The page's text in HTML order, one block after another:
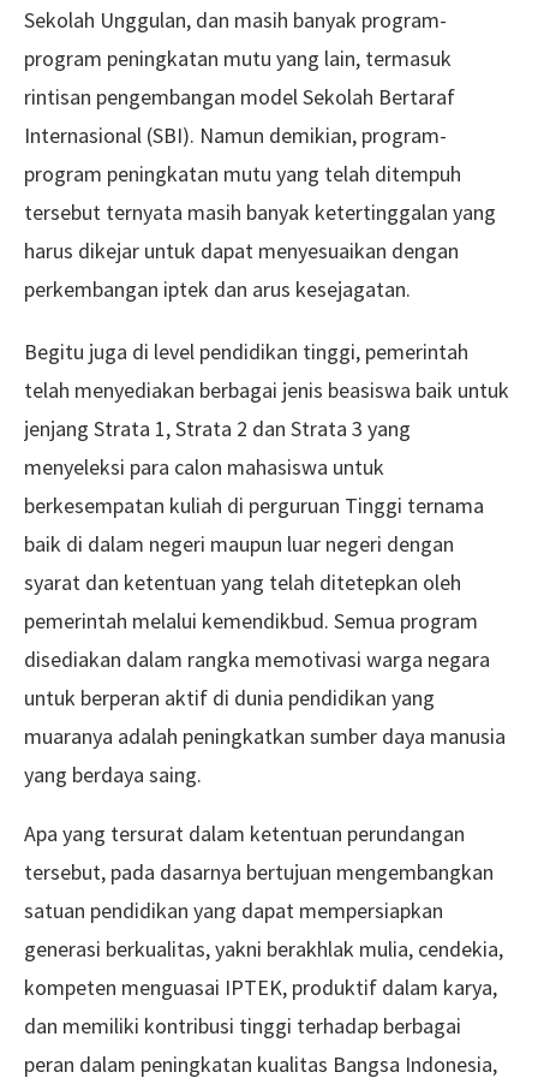
Sekolah Unggulan, dan masih banyak program-
program peningkatan mutu yang lain, termasuk
rintisan pengembangan model Sekolah Bertaraf
Internasional (SBI). Namun demikian, program-
program peningkatan mutu yang telah ditempuh
tersebut ternyata masih banyak ketertinggalan yang
harus dikejar untuk dapat menyesuaikan dengan
perkembangan iptek dan arus kesejagatan.
Begitu juga di level pendidikan tinggi, pemerintah
telah menyediakan berbagai jenis beasiswa baik untuk
jenjang Strata 1, Strata 2 dan Strata 3 yang
menyeleksi para calon mahasiswa untuk
berkesempatan kuliah di perguruan Tinggi ternama
baik di dalam negeri maupun luar negeri dengan
syarat dan ketentuan yang telah ditetepkan oleh
pemerintah melalui kemendikbud. Semua program
disediakan dalam rangka memotivasi warga negara
untuk berperan aktif di dunia pendidikan yang
muaranya adalah peningkatkan sumber daya manusia
yang berdaya saing.
Apa yang tersurat dalam ketentuan perundangan
tersebut, pada dasarnya bertujuan mengembangkan
satuan pendidikan yang dapat mempersiapkan
generasi berkualitas, yakni berakhlak mulia, cendekia,
kompeten menguasai IPTEK, produktif dalam karya,
dan memiliki kontribusi tinggi terhadap berbagai
peran dalam peningkatan kualitas Bangsa Indonesia,